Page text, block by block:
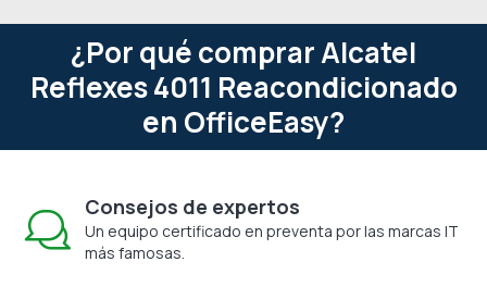
¿Por qué comprar Alcatel
Reflexes 4011 Reacondicionado
en OfficeEasy?
Consejos de expertos
Un equipo certificado en preventa por las marcas IT
más famosas.